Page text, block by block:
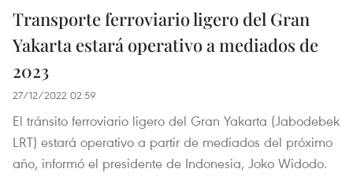
Transporte ferroviario ligero del Gran
Yakarta estará operativo a mediados de
2023
27/12/2022 02:59
El tránsito ferroviario ligero del Gran Yakarta (Jabodebek
LRT) estará operativo a partir de mediados del próximo
año, informó el presidente de Indonesia, Joko Widodo.